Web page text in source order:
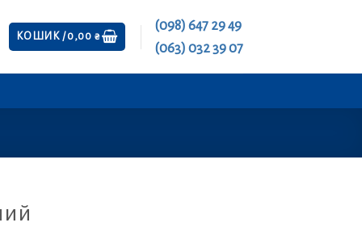
КОШИК /0,00 ₴
(098) 647 29 49
(063) 032 39 07